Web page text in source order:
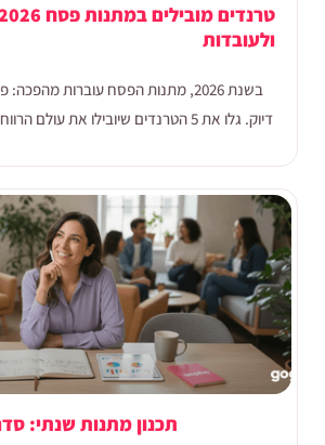
ולעובדות
בשנת 2026, מתנות הפסח עוברות
דיוק. גלו את 5 הטרנדים שיובילו את עולם הרווחה והשי לחג השנה.
תכנון מתנות שנתי: